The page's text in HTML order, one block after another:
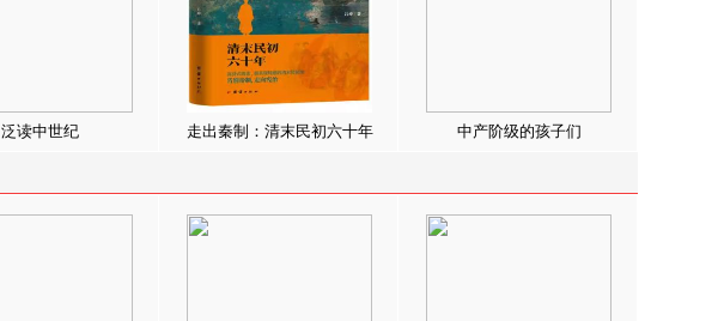
泛读中世纪 走出秦制：清末民初六十年 中产阶级的孩子们